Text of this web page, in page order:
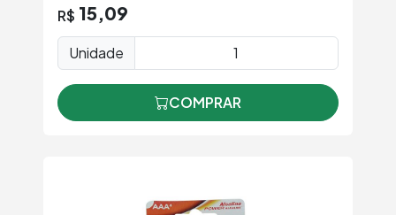
R$ 15,09
Unidade
COMPRAR